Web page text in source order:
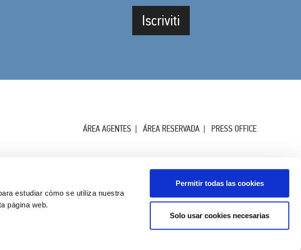
estudiar cómo se utiliza nuestra
página web.
Permitir todas las cookies
Solo usar cookies necesarias
Iscriviti
ÁREA AGENTES ÁREA RESERVADA PRESS OFFICE